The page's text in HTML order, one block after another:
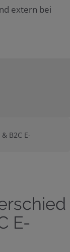
extern bei
B2C E-
E-